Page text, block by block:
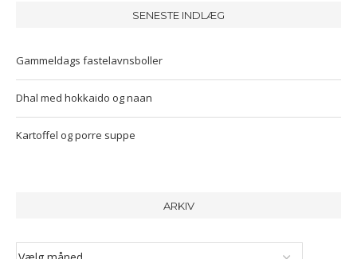
SENESTE INDLÆG
Gammeldags fastelavnsboller
Dhal med hokkaido og naan
Kartoffel og porre suppe
ARKIV